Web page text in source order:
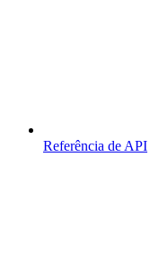
Referência de API